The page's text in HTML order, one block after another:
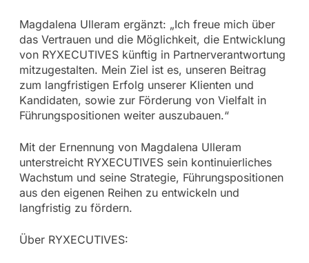
Magdalena Ulleram ergänzt: „Ich freue mich über
das Vertrauen und die Möglichkeit, die Entwicklung
von RYXECUTIVES künftig in Partnerverantwortung
mitzugestalten. Mein Ziel ist es, unseren Beitrag
zum langfristigen Erfolg unserer Klienten und
Kandidaten, sowie zur Förderung von Vielfalt in
Führungspositionen weiter auszubauen.“
Mit der Ernennung von Magdalena Ulleram
unterstreicht RYXECUTIVES sein kontinuierliches
Wachstum und seine Strategie, Führungspositionen
aus den eigenen Reihen zu entwickeln und
langfristig zu fördern.
Über RYXECUTIVES: